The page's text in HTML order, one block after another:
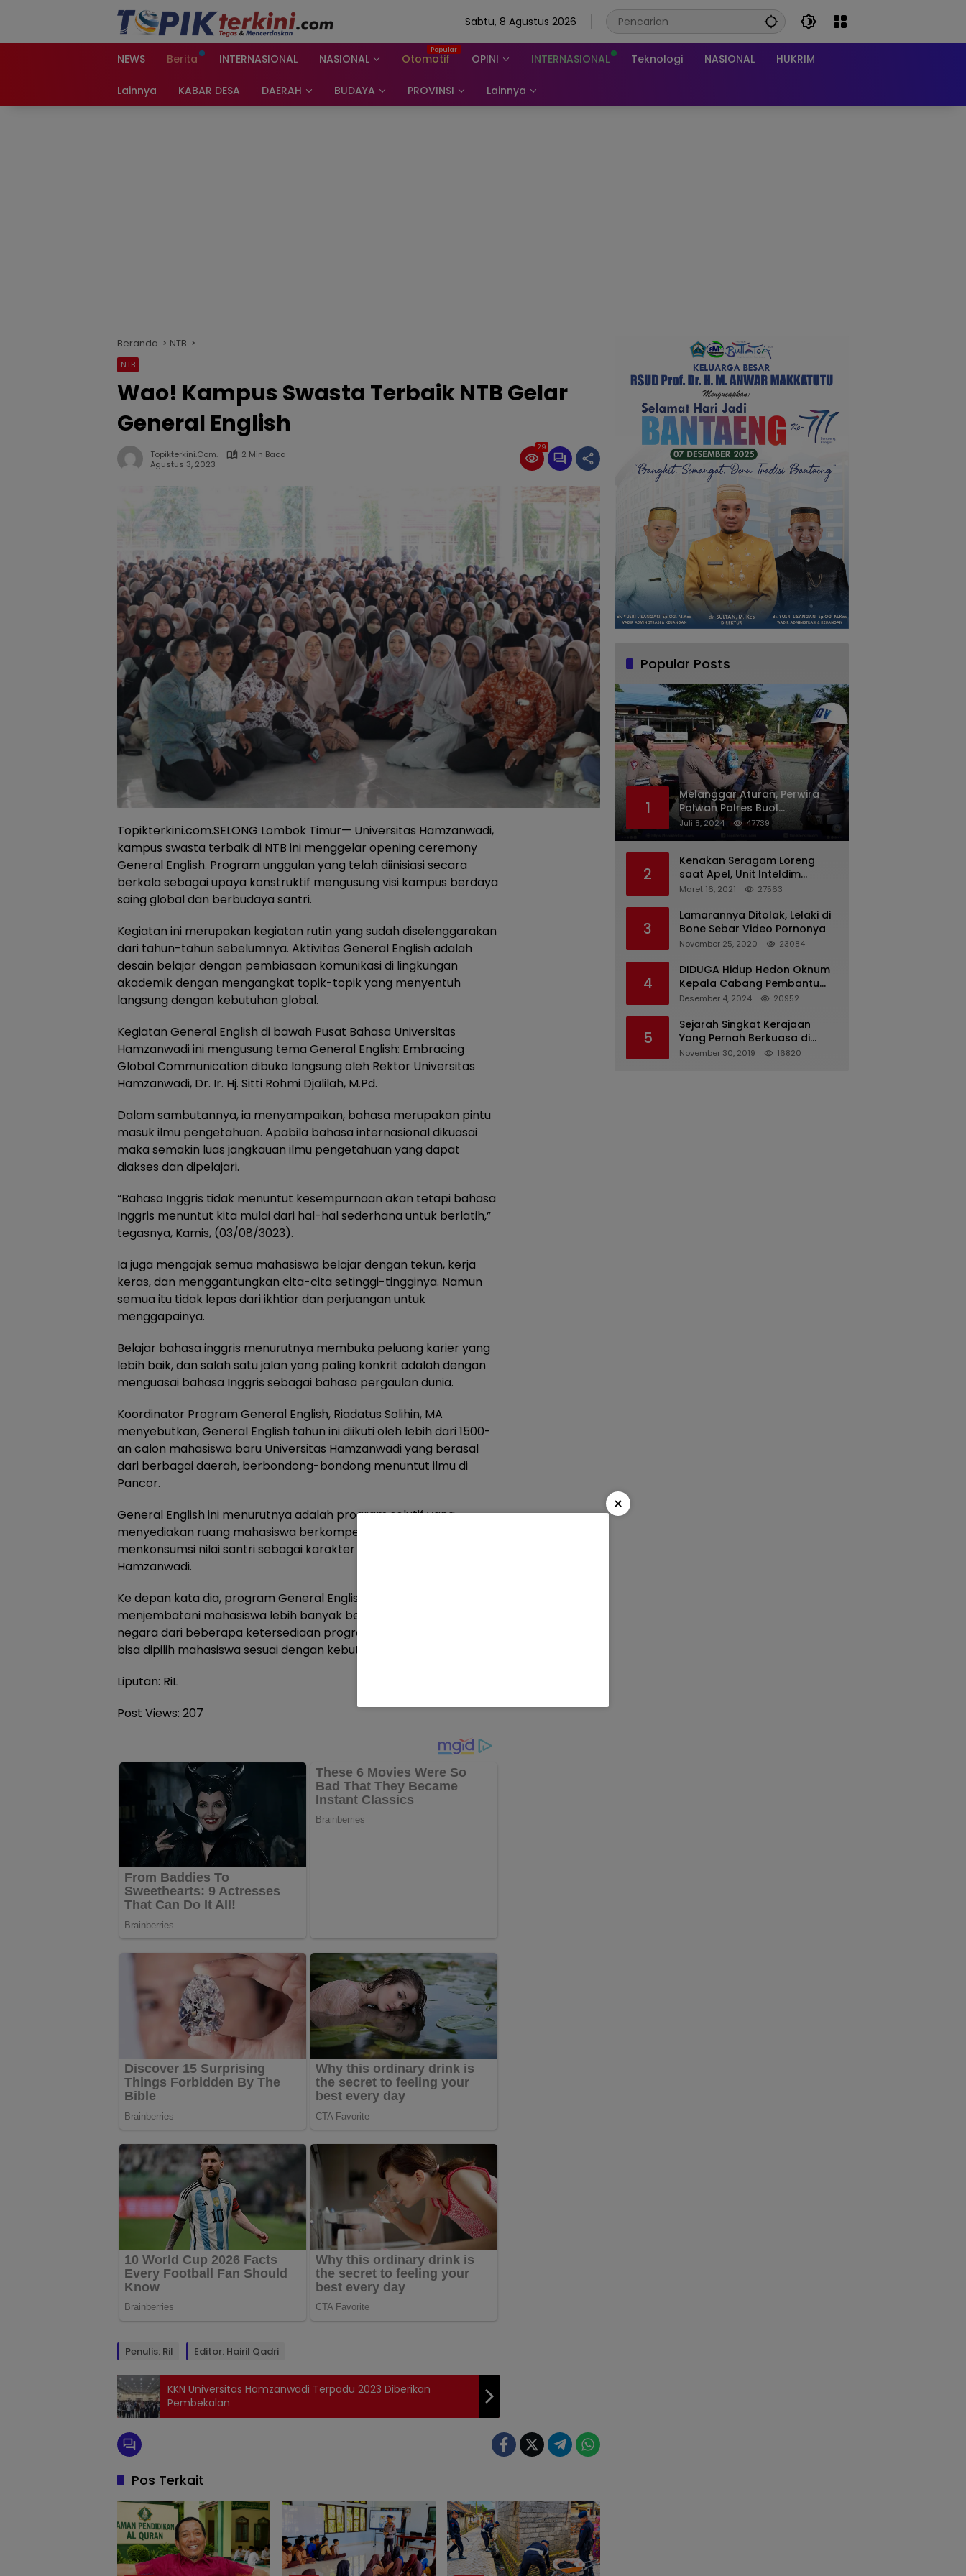
Sabtu, 8 Agustus 2026
NEWS Berita INTERNASIONAL NASIONAL Otomotif OPINI INTERNASIONAL Teknologi NASIONAL HUKRIM
Lainnya KABAR DESA DAERAH BUDAYA PROVINSI Lainnya
Beranda NTB
NTB
Wao! Kampus Swasta Terbaik NTB Gelar
General English
Topikterkini.com.
2 Min Baca
Agustus 3, 2023
29
Topikterkini.com.SELONG Lombok Timur— Universitas Hamzanwadi,
kampus swasta terbaik di NTB ini menggelar opening ceremony
General English. Program unggulan yang telah diinisiasi secara
berkala sebagai upaya konstruktif mengusung visi kampus berdaya
saing global dan berbudaya santri.
Kegiatan ini merupakan kegiatan rutin yang sudah diselenggarakan
dari tahun-tahun sebelumnya. Aktivitas General English adalah
desain belajar dengan pembiasaan komunikasi di lingkungan
akademik dengan mengangkat topik-topik yang menyentuh
langsung dengan kebutuhan global.
Kegiatan General English di bawah Pusat Bahasa Universitas
Hamzanwadi ini mengusung tema General English: Embracing
Global Communication dibuka langsung oleh Rektor Universitas
Hamzanwadi, Dr. Ir. Hj. Sitti Rohmi Djalilah, M.Pd.
Dalam sambutannya, ia menyampaikan, bahasa merupakan pintu
masuk ilmu pengetahuan. Apabila bahasa internasional dikuasai
maka semakin luas jangkauan ilmu pengetahuan yang dapat
diakses dan dipelajari.
“Bahasa Inggris tidak menuntut kesempurnaan akan tetapi bahasa
Inggris menuntut kita mulai dari hal-hal sederhana untuk berlatih,”
tegasnya, Kamis, (03/08/3023).
Ia juga mengajak semua mahasiswa belajar dengan tekun, kerja
keras, dan menggantungkan cita-cita setinggi-tingginya. Namun
semua itu tidak lepas dari ikhtiar dan perjuangan untuk
menggapainya.
Belajar bahasa inggris menurutnya membuka peluang karier yang
lebih baik, dan salah satu jalan yang paling konkrit adalah dengan
menguasai bahasa Inggris sebagai bahasa pergaulan dunia.
Koordinator Program General English, Riadatus Solihin, MA
menyebutkan, General English tahun ini diikuti oleh lebih dari 1500-
an calon mahasiswa baru Universitas Hamzanwadi yang berasal
dari berbagai daerah, berbondong-bondong menuntut ilmu di
Pancor.
General English ini menurutnya adalah program solutif yang
menyediakan ruang mahasiswa berkompetisi global dengan tetap
menkonsumsi nilai santri sebagai karakter kampus, Universitas
Hamzanwadi.
Ke depan kata dia, program General English ini akan dapat
menjembatani mahasiswa lebih banyak belajar dan bekerja lintas
negara dari beberapa ketersediaan program pusat bahasa yang
bisa dipilih mahasiswa sesuai dengan kebutuhan.
Liputan: RiL
Post Views: 207
Penulis: Ril Editor: Hairil Qadri
KKN Universitas Hamzanwadi Terpadu 2023 Diberikan
Pembekalan
Pos Terkait
Popular Posts
1
Melanggar Aturan, Perwira
Polwan Polres Buol
Diberhentikan Tidak Dengan
Juli 8, 2024 47739
2
Kenakan Seragam Loreng
saat Apel, Unit Inteldim
1426/Takalar Datangi
Maret 16, 2021 27563
3
Lamarannya Ditolak, Lelaki di
Bone Sebar Video Pornonya
November 25, 2020 23084
4
DIDUGA Hidup Hedon Oknum
Kepala Cabang Pembantu
Bank syariah Indonesia Unit
Tipu Nasabah Prioritasnya
Hingga Milyaran Rupiah dan
Bilyet Giro Tidak Terdaftar,
Desember 4, 2024 20952
5
Sejarah Singkat Kerajaan
Yang Pernah Berkuasa di
Sinjai
November 30, 2019 16820
×